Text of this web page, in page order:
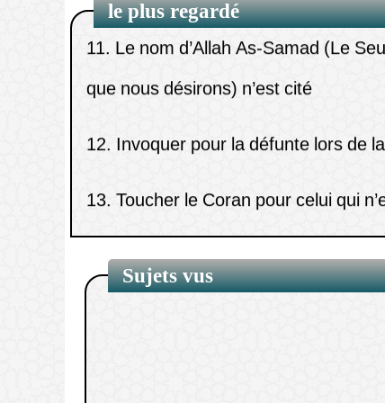
le plus regardé
que nous désirons) n’est cité
15.La description de la prière du
Sujets vus